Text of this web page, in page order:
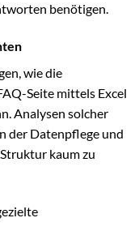
benötigen.
wie die
Seite mittels Excel
Analysen solcher
der Datenpflege und
kaum zu